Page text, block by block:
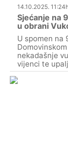
14.10.2025.
Sjećanje na
u obrani
U spomen na
nekadašnje
vijenci te